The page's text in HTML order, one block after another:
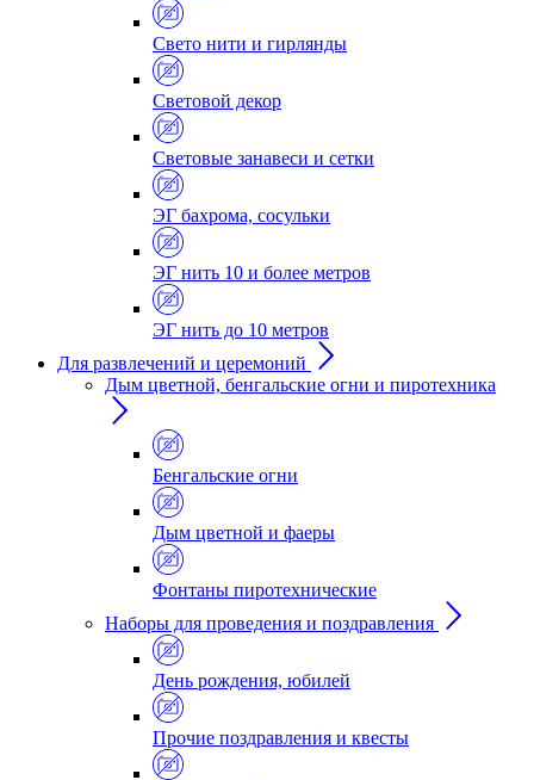
Свето нити и гирлянды
Световой декор
Световые занавеси и сетки
ЭГ бахрома, сосульки
ЭГ нить 10 и более метров
ЭГ нить до 10 метров
Для развлечений и церемоний
Дым цветной, бенгальские огни и пиротехника
Бенгальские огни
Дым цветной и фаеры
Фонтаны пиротехнические
Наборы для проведения и поздравления
День рождения, юбилей
Прочие поздравления и квесты